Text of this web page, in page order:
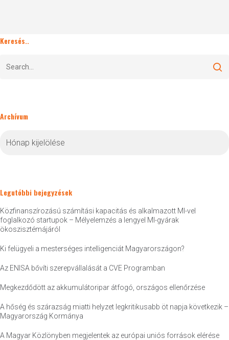
Keresés..
Archívum
Legutóbbi bejegyzések
Közfinanszírozású számítási kapacitás és alkalmazott MI-vel
foglalkozó startupok – Mélyelemzés a lengyel MI-gyárak
ökoszisztémájáról
Ki felügyeli a mesterséges intelligenciát Magyarországon?
Az ENISA bővíti szerepvállalását a CVE Programban
Megkezdődött az akkumulátoripar átfogó, országos ellenőrzése
A hőség és szárazság miatti helyzet legkritikusabb öt napja következik –
Magyarország Kormánya
A Magyar Közlönyben megjelentek az európai uniós források elérése